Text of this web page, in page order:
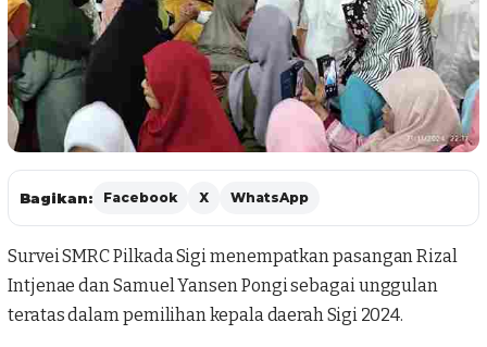
Bagikan: Facebook X WhatsApp
Survei SMRC Pilkada Sigi menempatkan pasangan Rizal
Intjenae dan Samuel Yansen Pongi sebagai unggulan
teratas dalam pemilihan kepala daerah Sigi 2024.